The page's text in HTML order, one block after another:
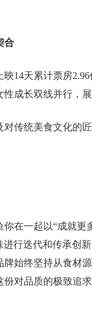
合
14天累计票房
成长双线并行，
传统美食文化的
在一起以“成就更
行迭代和传承创
始终坚持从食材
对品质的极致追